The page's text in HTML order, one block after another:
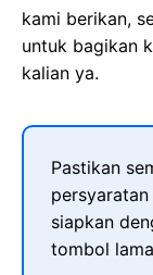
kami berikan,
untuk bagikan
kalian ya.
Pastikan
siapkan
tombol